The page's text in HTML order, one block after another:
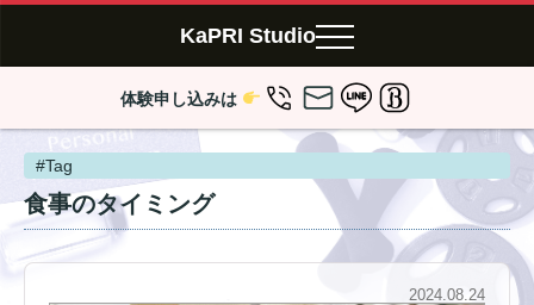
KaPRI Studio
体験申し込みは
#Tag
食事のタイミング
2024.08.24